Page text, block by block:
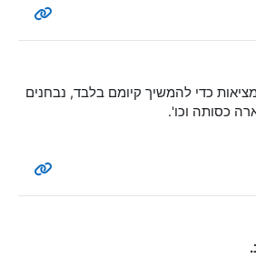
כדי להמשיך קיומם בלבד, נבחנים
כסותה וכו'.